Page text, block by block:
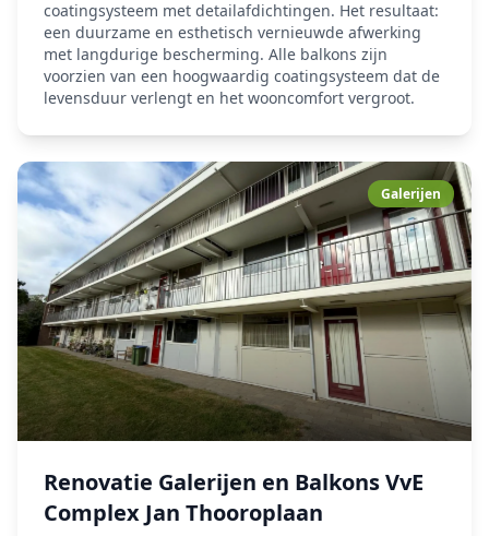
coatingsysteem met detailafdichtingen. Het resultaat:
een duurzame en esthetisch vernieuwde afwerking
met langdurige bescherming. Alle balkons zijn
voorzien van een hoogwaardig coatingsysteem dat de
levensduur verlengt en het wooncomfort vergroot.
Galerijen
Renovatie Galerijen en Balkons VvE
Complex Jan Thooroplaan